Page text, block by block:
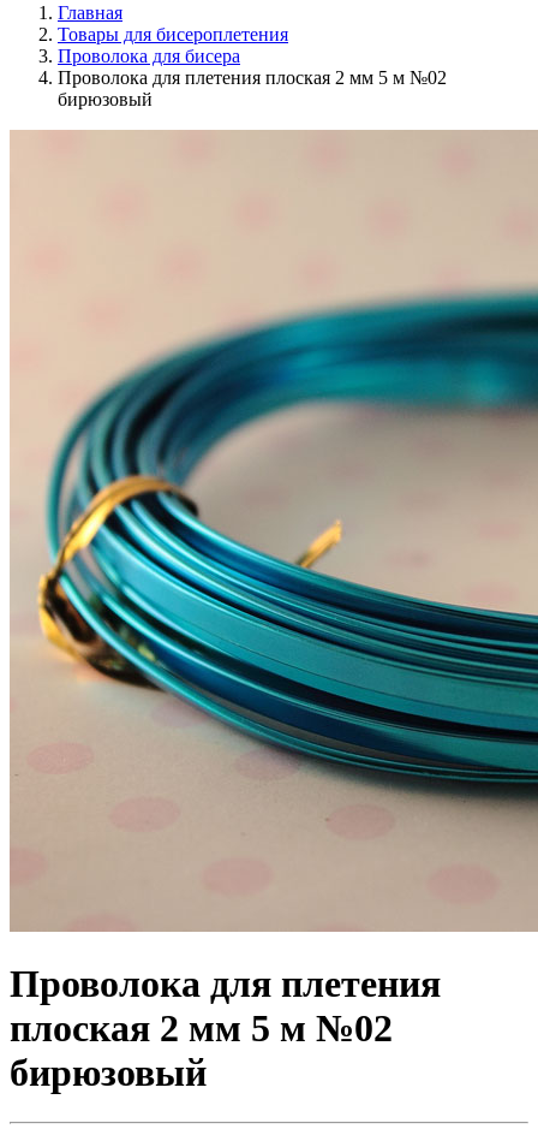
Главная
Товары для бисероплетения
Проволока для бисера
Проволока для плетения плоская 2 мм 5 м №02
бирюзовый
Проволока для плетения
плоская 2 мм 5 м №02
бирюзовый